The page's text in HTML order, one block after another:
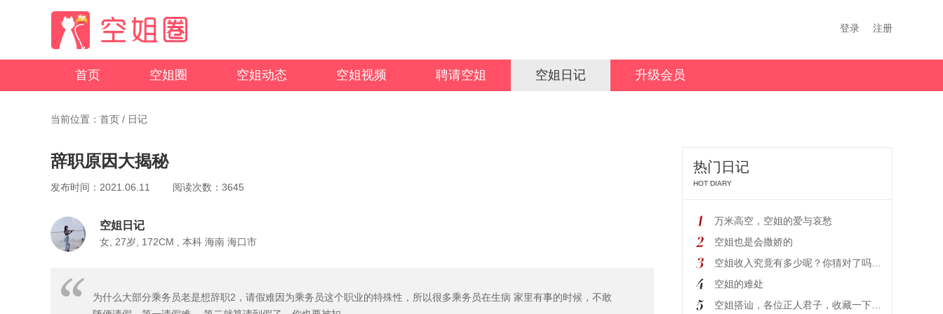
登录 注册
首页 空姐圈 空姐动态 空姐视频 聘请空姐 空姐日记 升级会员
当前位置：首页 / 日记
辞职原因大揭秘
发布时间：2021.06.11 阅读次数：3645
空姐日记
女, 27岁, 172CM , 本科 海南 海口市
为什么大部分乘务员老是想辞职2，请假难因为乘务员这个职业的特殊性，所以很多乘务员在生病 家里有事的时候，不敢
热门日记
HOT DIARY
万米高空，空姐的爱与哀愁
空姐也是会撒娇的
空姐的难处